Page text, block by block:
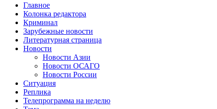
Главное
Колонка редактора
Криминал
Зарубежные новости
Литературная страница
Новости
Новости Азии
Новости ОСАГО
Новости России
Ситуация
Реплика
Телепрограмма на неделю